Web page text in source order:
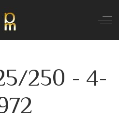
Off-
250 - 4-